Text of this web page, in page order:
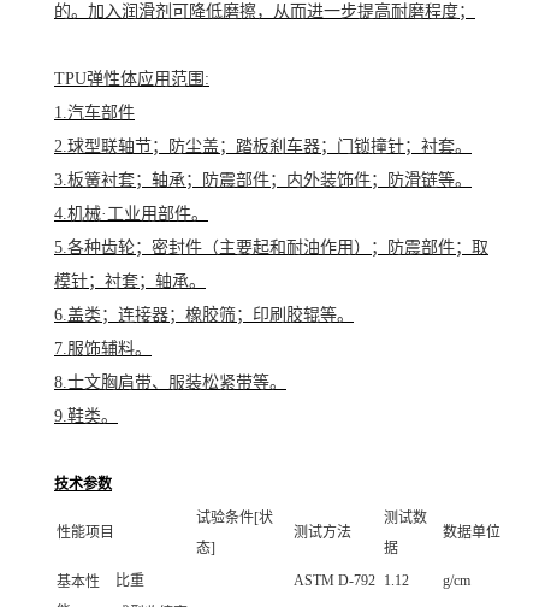
的。加入润滑剂可降低磨擦，从而进一步提高耐磨程度；
TPU弹性体应用范围:
1.汽车部件
2.球型联轴节；防尘盖；踏板刹车器；门锁撞针；衬套。
3.板簧衬套；轴承；防震部件；内外装饰件；防滑链等。
4.机械·工业用部件。
5.各种齿轮；密封件（主要起和耐油作用）；防震部件；取
模针；衬套；轴承。
6.盖类；连接器；橡胶筛；印刷胶辊等。
7.服饰辅料。
8.士文胸肩带、服装松紧带等。
9.鞋类。
技术参数
性能项目
试验条件[状
态]
测试方法
测试数
据
数据单位
基本性
比重 ASTM D-792 1.12
g/cm